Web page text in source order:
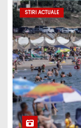
STIRI ACTUALE